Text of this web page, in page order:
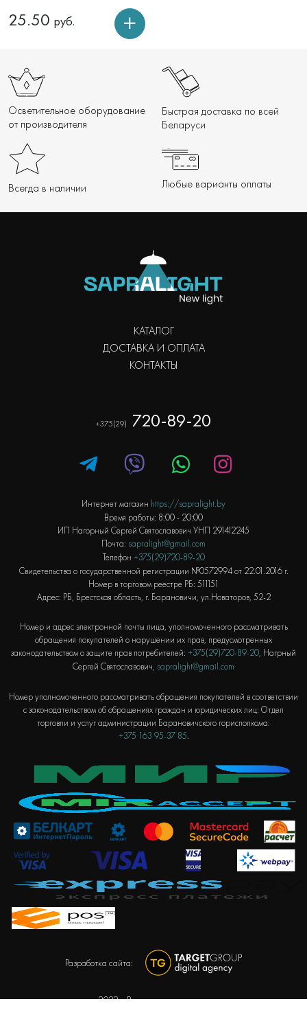
25.50 руб.
Осветительное оборудование
от производителя
Быстрая доставка по всей
Беларуси
Любые варианты оплаты
Всегда в наличии
КАТАЛОГ
ДОСТАВКА И ОПЛАТА
КОНТАКТЫ
+375(29) 720-89-20
Интернет магазин https://sapralight.by
Время работы: 8:00 - 20:00
ИП Нагорный Сергей Святославович УНП 291412245
Почта: sapralight@gmail.com
Телефон +375(29)720-89-20
Свидетельства о государственной регистрации №0572994 от 22.01.2016 г.
Номер в торговом реестре РБ: 511151
Адрес: РБ, Брестская область, г. Барановичи, ул.Новаторов, 52-2
Номер и адрес электронной почты лица, уполномоченного рассматривать
обращения покупателей о нарушении их прав, предусмотренных
законодательством о защите прав потребителей: +375(29)720-89-20, Нагрный
Сергей Святославович, sapralight@gmail.com
Номер уполномоченного рассматривать обращения покупателей в соответствии
с законодательством об обращениях граждан и юридических лиц: Отдел
торговли и услуг администрации Барановичского горисполкома:
+375 163 95-37 85.
2022 г. Все права защищены.
Разработка сайта: